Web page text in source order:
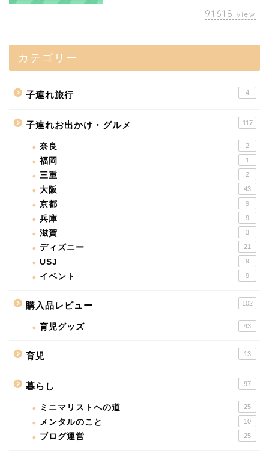
91618 view
カテゴリー
子連れ旅行 4
子連れお出かけ・グルメ 117
奈良 2
福岡 1
三重 2
大阪 43
京都 9
兵庫 9
滋賀 3
ディズニー 21
USJ 9
イベント 9
購入品レビュー 102
育児グッズ 43
育児 13
暮らし 97
ミニマリストへの道 25
メンタルのこと 10
ブログ運営 25